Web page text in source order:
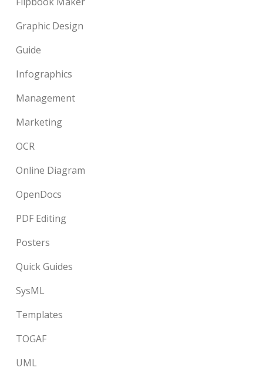
Graphic Design
Guide
Infographics
Management
Marketing
OCR
Online Diagram
OpenDocs
PDF Editing
Posters
Quick Guides
SysML
Templates
TOGAF
UML